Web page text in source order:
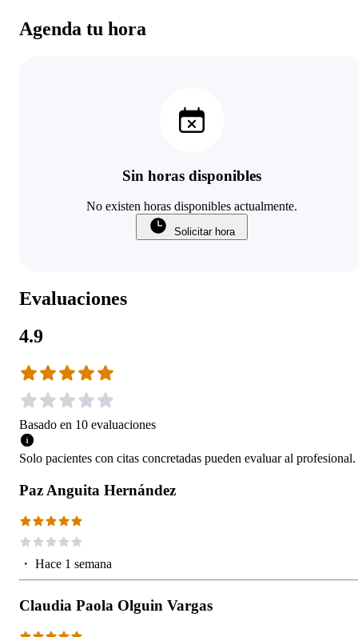
Agenda tu hora
Sin horas disponibles
No existen horas disponibles actualmente.
Solicitar hora
Evaluaciones
4.9
Basado en 10 evaluaciones
Solo pacientes con citas concretadas pueden evaluar al profesional.
Paz Anguita Hernández
・ Hace 1 semana
Claudia Paola Olguin Vargas